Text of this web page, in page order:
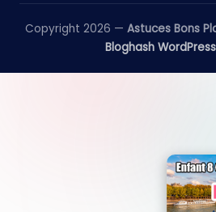
Copyright 2026 — Astuces Bons
Bloghash